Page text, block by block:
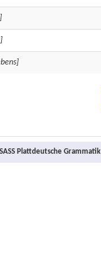
SASS Plattdeutsche Grammatik